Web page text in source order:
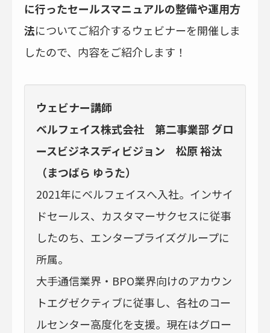
に行ったセールスマニュアルの整備や運用方
法についてご紹介するウェビナーを開催しま
したので、内容をご紹介します！
ウェビナー講師
ベルフェイス株式会社 第二事業部 グロ
ースビジネスディビジョン 松原 裕汰
（まつばら ゆうた）
2021年にベルフェイスへ入社。インサイ
ドセールス、カスタマーサクセスに従事
したのち、エンタープライズグループに
所属。
大手通信業界・BPO業界向けのアカウン
トエグゼクティブに従事し、各社のコー
ルセンター高度化を支援。現在はグロー